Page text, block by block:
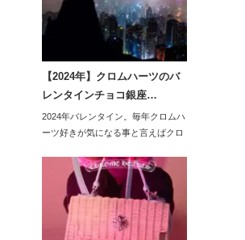
【2024年】クロムハーツのバ
レンタインチョコ銀座…
2024年バレンタイン。毎年クロムハ
ーツ好きが気になる事と言えばクロ